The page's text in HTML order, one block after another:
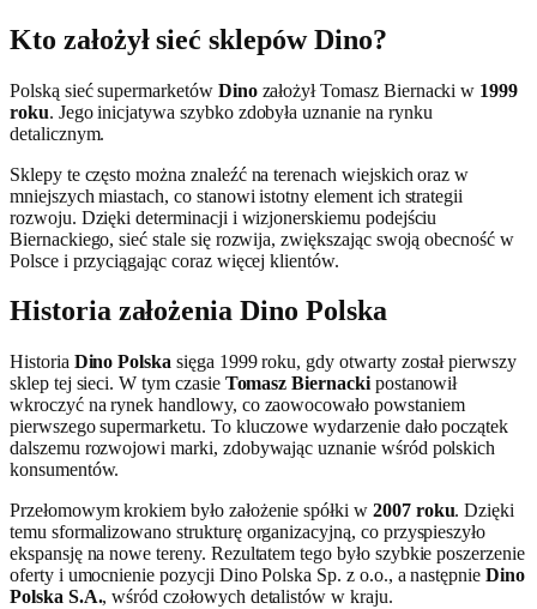
Kto założył sieć sklepów Dino?
Polską sieć supermarketów Dinozałożył Tomasz Biernacki w 1999
roku. Jego inicjatywa szybko zdobyła uznanie na rynku
detalicznym.
Sklepy te często można znaleźć na terenach wiejskich oraz w
mniejszych miastach, co stanowi istotny element ich strategii
rozwoju. Dzięki determinacji i wizjonerskiemu podejściu
Biernackiego, sieć stale się rozwija, zwiększając swoją obecność w
Polsce i przyciągając coraz więcej klientów.
Historia założenia Dino Polska
Historia Dino Polska sięga 1999 roku, gdy otwarty został pierwszy
sklep tej sieci. W tym czasie Tomasz Biernackipostanowił
wkroczyć na rynek handlowy, co zaowocowało powstaniem
pierwszego supermarketu. To kluczowe wydarzenie dało początek
dalszemu rozwojowi marki, zdobywając uznanie wśród polskich
konsumentów.
Przełomowym krokiem było założenie spółki w 2007 roku. Dzięki
temu sformalizowano strukturę organizacyjną, co przyspieszyło
ekspansję na nowe tereny. Rezultatem tego było szybkie poszerzenie
oferty i umocnienie pozycji Dino Polska Sp. z o.o., a następnie Dino
Polska S.A., wśród czołowych detalistów w kraju.